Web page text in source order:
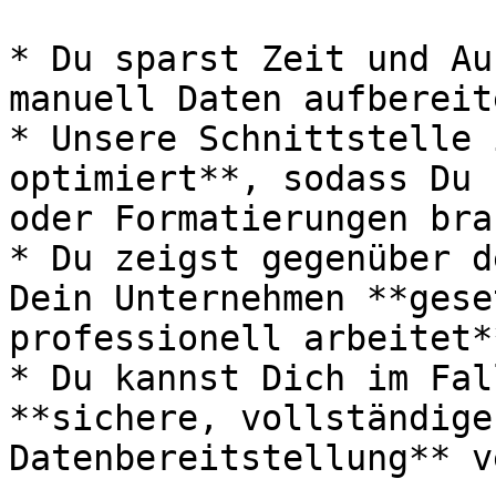
* Du sparst Zeit und
manuell Daten
* Unsere
optimiert**, sodass Du
oder Formatierungen
* Du zeigst gegenüber
Dein Unternehmen
professionell
* Du kannst Dich im
**sichere,
Datenbereitstellung**